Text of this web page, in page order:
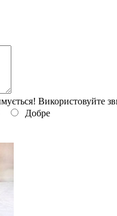
Використовуйте
Добре